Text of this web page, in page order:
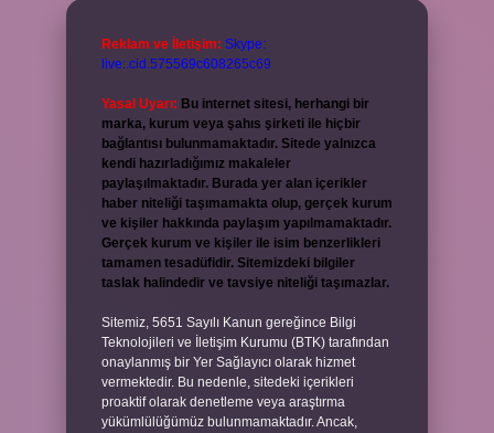
Reklam ve İletişim: Skype:
live:.cid.575569c608265c69
Yasal Uyarı: Bu internet sitesi, herhangi bir
marka, kurum veya şahıs şirketi ile hiçbir
bağlantısı bulunmamaktadır. Sitede yalnızca
kendi hazırladığımız makaleler
paylaşılmaktadır. Burada yer alan içerikler
haber niteliği taşımamakta olup, gerçek kurum
ve kişiler hakkında paylaşım yapılmamaktadır.
Gerçek kurum ve kişiler ile isim benzerlikleri
tamamen tesadüfidir. Sitemizdeki bilgiler
taslak halindedir ve tavsiye niteliği taşımazlar.
Sitemiz, 5651 Sayılı Kanun gereğince Bilgi
Teknolojileri ve İletişim Kurumu (BTK) tarafından
onaylanmış bir Yer Sağlayıcı olarak hizmet
vermektedir. Bu nedenle, sitedeki içerikleri
proaktif olarak denetleme veya araştırma
yükümlülüğümüz bulunmamaktadır. Ancak,